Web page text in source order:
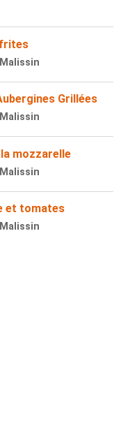
frites
Grillées
mozzarelle
et tomates